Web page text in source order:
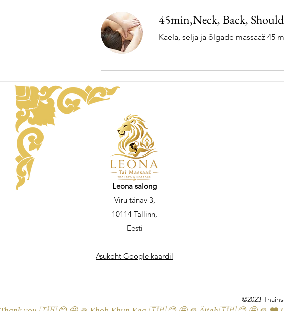
45min,Neck, Back,
Kaela, selja ja õlgade massaaž 45
Leona salong
Viru tänav 3,
10114 Tallinn,
Eesti
Asukoht Google kaardil
©2023